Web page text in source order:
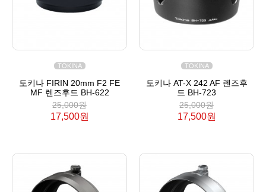
TOKINA
토키나 FIRIN 20mm F2 FE
MF 렌즈후드 BH-622
25,000원
17,500원
TOKINA
토키나 AT-X 242 AF 렌즈후
드 BH-723
25,000원
17,500원